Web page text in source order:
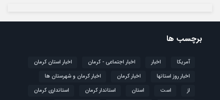
برچسب ها
آمریکا اخبار اخبار اجتماعی - کرمان
اخبار استان کرمان
اخبار روز استانها
اخبار کرمان
اخبار کرمان و شهرستان ها
از
است استان استاندار کرمان
استانداری کرمان